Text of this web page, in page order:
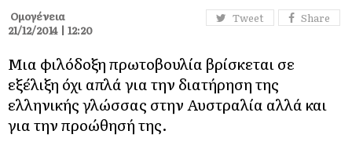
Tweet Share
Ομογένεια
21/12/2014 | 12:20
Μια φιλόδοξη πρωτοβουλία βρίσκεται σε
εξέλιξη όχι απλά για την διατήρηση της
ελληνικής γλώσσας στην Αυστραλία αλλά και
για την προώθησή της.